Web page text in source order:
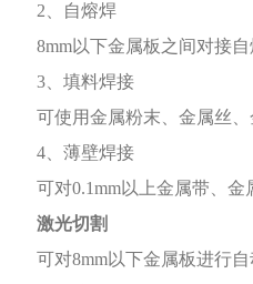
2、自熔焊
8mm以下金属板之间对接自
3、填料焊接
可使用金属粉末、金属丝、
4、薄壁焊接
可对0.1mm以上金属带、金
激光切割
可对8mm以下金属板进行自